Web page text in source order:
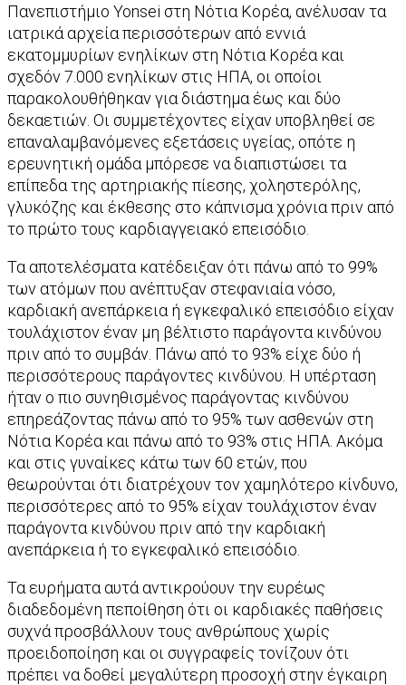
Πανεπιστήμιο Yonsei στη Νότια Κορέα, ανέλυσαν τα
ιατρικά αρχεία περισσότερων από εννιά
εκατομμυρίων ενηλίκων στη Νότια Κορέα και
σχεδόν 7.000 ενηλίκων στις ΗΠΑ, οι οποίοι
παρακολουθήθηκαν για διάστημα έως και δύο
δεκαετιών. Οι συμμετέχοντες είχαν υποβληθεί σε
επαναλαμβανόμενες εξετάσεις υγείας, οπότε η
ερευνητική ομάδα μπόρεσε να διαπιστώσει τα
επίπεδα της αρτηριακής πίεσης, χοληστερόλης,
γλυκόζης και έκθεσης στο κάπνισμα χρόνια πριν από
το πρώτο τους καρδιαγγειακό επεισόδιο.
Τα αποτελέσματα κατέδειξαν ότι πάνω από το 99%
των ατόμων που ανέπτυξαν στεφανιαία νόσο,
καρδιακή ανεπάρκεια ή εγκεφαλικό επεισόδιο είχαν
τουλάχιστον έναν μη βέλτιστο παράγοντα κινδύνου
πριν από το συμβάν. Πάνω από το 93% είχε δύο ή
περισσότερους παράγοντες κινδύνου. Η υπέρταση
ήταν ο πιο συνηθισμένος παράγοντας κινδύνου
επηρεάζοντας πάνω από το 95% των ασθενών στη
Νότια Κορέα και πάνω από το 93% στις ΗΠΑ. Ακόμα
και στις γυναίκες κάτω των 60 ετών, που
θεωρούνται ότι διατρέχουν τον χαμηλότερο κίνδυνο,
περισσότερες από το 95% είχαν τουλάχιστον έναν
παράγοντα κινδύνου πριν από την καρδιακή
ανεπάρκεια ή το εγκεφαλικό επεισόδιο.
Τα ευρήματα αυτά αντικρούουν την ευρέως
διαδεδομένη πεποίθηση ότι οι καρδιακές παθήσεις
συχνά προσβάλλουν τους ανθρώπους χωρίς
προειδοποίηση και οι συγγραφείς τονίζουν ότι
πρέπει να δοθεί μεγαλύτερη προσοχή στην έγκαιρη